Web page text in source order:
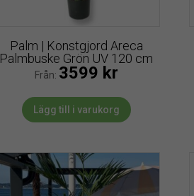
Palm | Konstgjord Areca
Palmbuske Grön UV 120 cm
Från: 3599 kr
Lägg till i varukorg